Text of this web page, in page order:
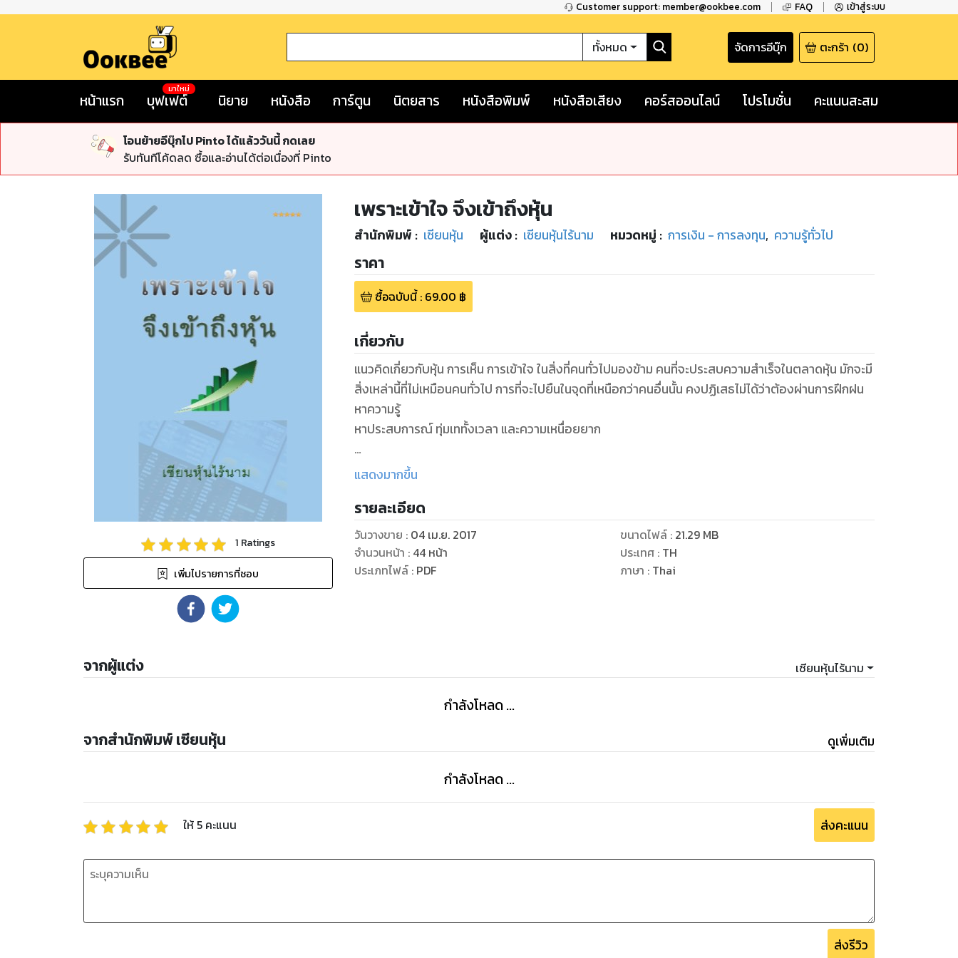
Customer support: member@ookbee.com FAQ เข้าสู่ระบบ
ทั้งหมด จัดการอีบุ๊ก ตะกร้า (0)
หน้าแรก บุฟเฟต์
มาใหม่
นิยาย หนังสือ การ์ตูน นิตยสาร หนังสือพิมพ์ หนังสือเสียง คอร์สออนไลน์ โปรโมชั่น คะแนนสะสม
โอนย้ายอีบุ๊กไป Pinto ได้แล้ววันนี้ กดเลย
รับทันทีโค้ดลด ซื้อและอ่านได้ต่อเนื่องที่ Pinto
1 Ratings
เพิ่มไปรายการที่ชอบ
เพราะเข้าใจ จึงเข้าถึงหุ้น
สำนักพิมพ์ : เซียนหุ้น ผู้แต่ง : เซียนหุ้นไร้นาม หมวดหมู่ : การเงิน - การลงทุน, ความรู้ทั่วไป
ราคา
ซื้อฉบับนี้: 69.00 ฿
เกี่ยวกับ
แนวคิดเกี่ยวกับหุ้น การเห็น การเข้าใจ ในสิ่งที่คนทั่วไปมองข้าม คนที่จะประสบความสำเร็จในตลาดหุ้น มักจะมี
สิ่งเหล่านี้ที่ไม่เหมือนคนทั่วไป การที่จะไปยืนในจุดที่เหนือกว่าคนอื่นนั้น คงปฏิเสธไม่ได้ว่าต้องผ่านการฝึกฝน
หาความรู้
หาประสบการณ์ ทุ่มเททั้งเวลา และความเหนื่อยยาก
แต่จะไม่ดีกว่าหรือ ถ้าเราจะได้ศึกษาเรียนรู้ แนวคิดหรือวิธีคิดที่เป็นประโยชน์ เพื่อทำความเข้าใจเกี่ยวกับหุ้น
เพราะไม่มีภูมิคุ้มกันที่ดีพอ
ท่านผู้อ่าน ที่ได้อ่านหนังสือเล่มนี้แล้วจะได้เปรียบถึง 2 ด้าน
1. ได้เปรียบเพราะ ไม่ต้องเสียเวลาหรือเสียทรัพย์เพิ่มขึ้น ในการลองผิด ลองถูก เพื่อทำความเข้าใจเกี่ยวกับ
แสดงมากขึ้น
รายละเอียด
วันวางขาย : 04 เม.ย. 2017
จำนวนหน้า : 44 หน้า
ประเภทไฟล์: PDF
ขนาดไฟล์: 21.29 MB
ประเทศ : TH
ภาษา : Thai
จากผู้แต่ง เซียนหุ้นไร้นาม
กำลังโหลด ...
จากสำนักพิมพ์ เซียนหุ้น ดูเพิ่มเติม
กำลังโหลด ...
ให้ 5 คะแนน ส่งคะแนน
ส่งรีวิว